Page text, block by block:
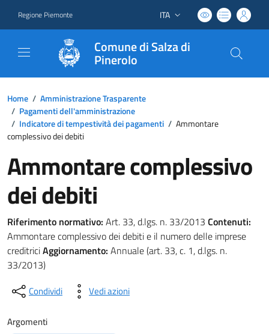
Regione Piemonte Lingua attiva:
ITA
Comune di Salza di
Pinerolo
Home / Amministrazione Trasparente
/ Pagamenti dell'amministrazione
/ Indicatore di tempestività dei pagamenti / Ammontare
complessivo dei debiti
Ammontare complessivo
dei debiti
Riferimento normativo: Art. 33, d.lgs. n. 33/2013 Contenuti:
Ammontare complessivo dei debiti e il numero delle imprese
creditriciAggiornamento: Annuale (art. 33, c. 1, d.lgs. n.
33/2013)
Condividi Vedi azioni
Argomenti